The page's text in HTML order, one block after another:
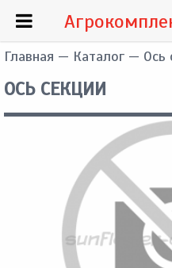
Главная — Каталог — Ось
ОСЬ СЕКЦИИ